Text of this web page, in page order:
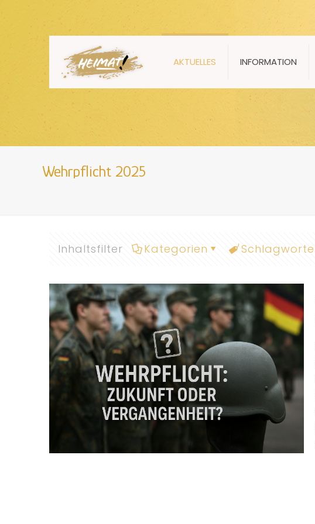
AKTUELLES INFORMATION
Wehrpflicht 2025
Inhaltsfilter Kategorien Schlagworte